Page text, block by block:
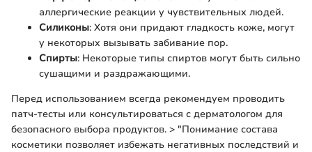
аллергические реакции у чувствительных людей.
Силиконы: Хотя они придают гладкость коже, могут
у некоторых вызывать забивание пор.
Спирты: Некоторые типы спиртов могут быть сильно
сушащими и раздражающими.
Перед использованием всегда рекомендуем проводить
патч-тесты или консультироваться с дерматологом для
безопасного выбора продуктов. > "Понимание состава
косметики позволяет избежать негативных последствий и